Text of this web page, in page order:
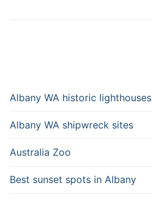
Albany WA historic lighthouses
Albany WA shipwreck sites
Australia Zoo
Best sunset spots in Albany